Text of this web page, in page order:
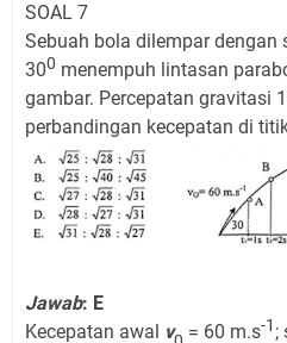
SOAL 7
Sebuah bola dilempar dengan
300 menempuh lintasan
gambar. Percepatan gravitasi
perbandingan kecepatan di
Jawab: E
Kecepatan awal v = 60 m.s-1 ;